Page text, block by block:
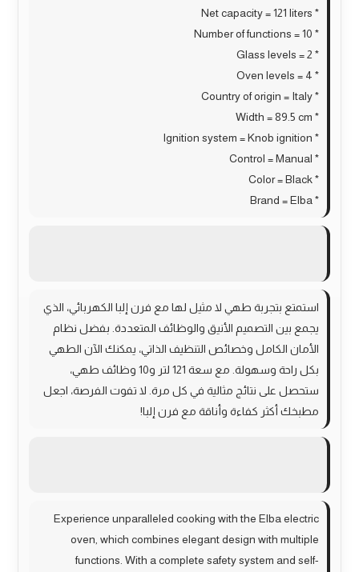
* Net capacity = 121 liters
* Number of functions = 10
* Glass levels = 2
* Oven levels = 4
* Country of origin = Italy
* Width = 89.5 cm
* Ignition system = Knob ignition
* Control = Manual
* Color = Black
* Brand = Elba
استمتع بتجربة طهي لا مثيل لها مع فرن إلبا الكهربائي، الذي
يجمع بين التصميم الأنيق والوظائف المتعددة. بفضل نظام
الأمان الكامل وخصائص التنظيف الذاتي، يمكنك الآن الطهي
بكل راحة وسهولة. مع سعة 121 لتر و10 وظائف طهي،
ستحصل على نتائج مثالية في كل مرة. لا تفوت الفرصة، اجعل
مطبخك أكثر كفاءة وأناقة مع فرن إلبا!
Experience unparalleled cooking with the Elba electric
oven, which combines elegant design with multiple
functions. With a complete safety system and self-